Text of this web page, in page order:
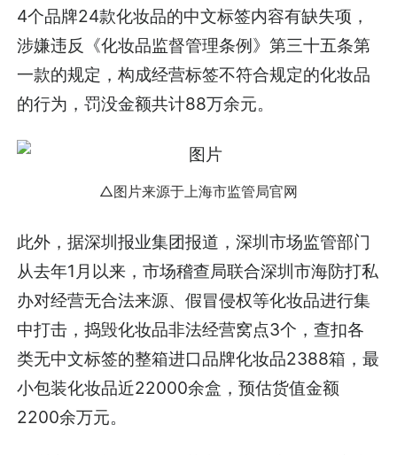
4个品牌24款化妆品的中文标签内容有缺失项，
涉嫌违反《化妆品监督管理条例》第三十五条第
一款的规定，构成经营标签不符合规定的化妆品
的行为，罚没金额共计88万余元。
△图片来源于上海市监管局官网
此外，据深圳报业集团报道，深圳市场监管部门
从去年1月以来，市场稽查局联合深圳市海防打私
办对经营无合法来源、假冒侵权等化妆品进行集
中打击，捣毁化妆品非法经营窝点3个，查扣各
类无中文标签的整箱进口品牌化妆品2388箱，最
小包装化妆品近22000余盒，预估货值金额
2200余万元。